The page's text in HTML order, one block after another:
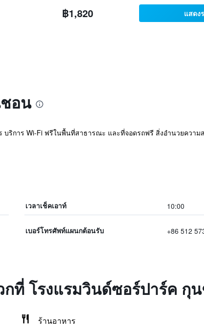
฿1,820 แสดง
อน
ริการ Wi-Fi ฟรีในพื้นที่สาธารณะ และที่จอดรถฟรี สิ่งอำนวยความ
เวลาเช็คเอาท์ 10:00
เบอร์โทรศัพท์แผนกต้อนรับ +86 512
ที่ โรงแรมวินด์ซอร์ปาร์ค กุ
ร้านอาหาร